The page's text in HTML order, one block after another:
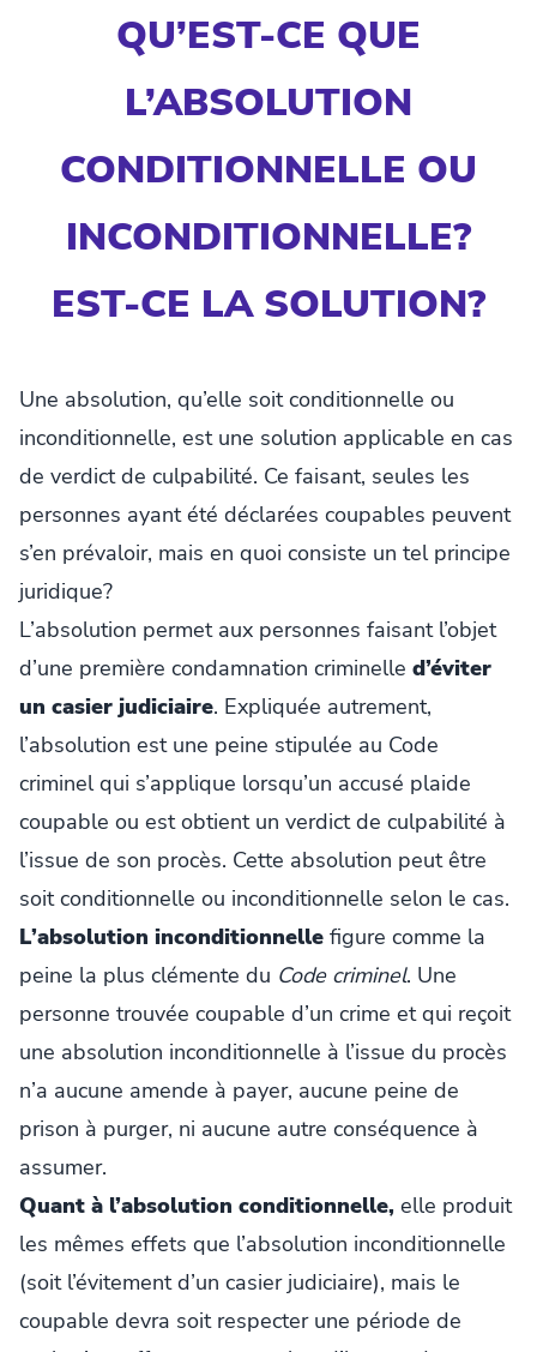
QU’EST-CE QUE
L’ABSOLUTION
CONDITIONNELLE OU
INCONDITIONNELLE?
EST-CE LA SOLUTION?
Une absolution, qu’elle soit conditionnelle ou
inconditionnelle, est une solution applicable en cas
de verdict de culpabilité. Ce faisant, seules les
personnes ayant été déclarées coupables peuvent
s’en prévaloir, mais en quoi consiste un tel principe
juridique?
L’absolution permet aux personnes faisant l’objet
d’une première condamnation criminelle d’éviter
un casier judiciaire. Expliquée autrement,
l’absolution est une peine stipulée au Code
criminel qui s’applique lorsqu’un accusé plaide
coupable ou est obtient un verdict de culpabilité à
l’issue de son procès. Cette absolution peut être
soit conditionnelle ou inconditionnelle selon le cas.
L’absolution inconditionnelle figure comme la
peine la plus clémente du Code criminel. Une
personne trouvée coupable d’un crime et qui reçoit
une absolution inconditionnelle à l’issue du procès
n’a aucune amende à payer, aucune peine de
prison à purger, ni aucune autre conséquence à
assumer.
Quant à l’absolution conditionnelle, elle produit
les mêmes effets que l’absolution inconditionnelle
(soit l’évitement d’un casier judiciaire), mais le
coupable devra soit respecter une période de